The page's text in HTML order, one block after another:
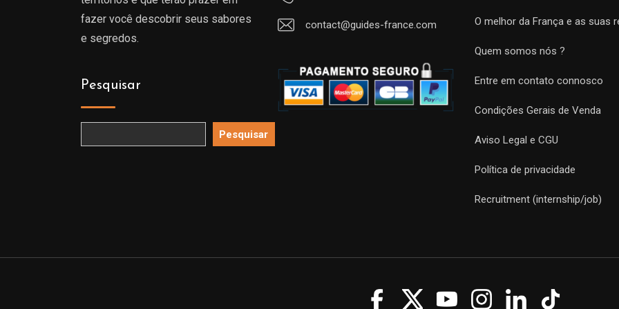
fazer você descobrir seus sabores
e segredos.
Pesquisar
Pesquisar
contact@guides-france.com O melhor da França e as suas
Quem somos nós ?
Entre em contato connosco
Condições Gerais de Venda
Aviso Legal e CGU
Política de privacidade
Recruitment (internship/job)